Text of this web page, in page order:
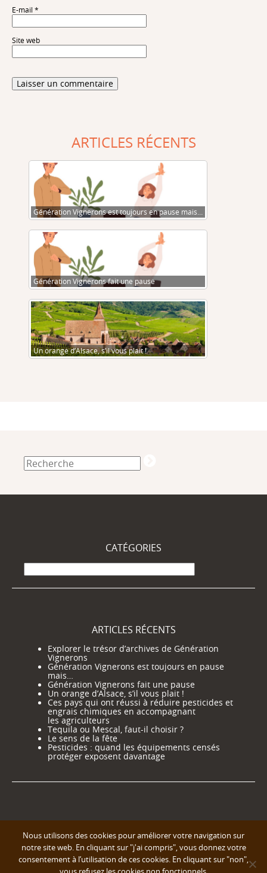
E-mail *
Site web
ARTICLES RÉCENTS
Génération Vignerons est toujours en pause mais…
Génération Vignerons fait une pause
Un orange d’Alsace, s’il vous plait !
CATÉGORIES
Catégories
ARTICLES RÉCENTS
Explorer le trésor d’archives de Génération
Vignerons
Génération Vignerons est toujours en pause
mais…
Génération Vignerons fait une pause
Un orange d’Alsace, s’il vous plait !
Ces pays qui ont réussi à réduire pesticides et
engrais chimiques en accompagnant
les agriculteurs
Tequila ou Mescal, faut-il choisir ?
Le sens de la fête
Pesticides : quand les équipements censés
protéger exposent davantage
Nous utilisons des cookies pour améliorer votre navigation sur
notre site web. En cliquant sur "j'ai compris", vous donnez votre
consentement à l’utilisation de ces cookies. En cliquant sur "non",